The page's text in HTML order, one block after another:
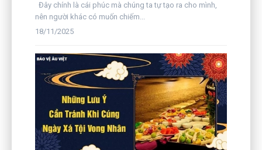
Đây chính là cái phúc mà chúng ta tự tạo ra cho mình,
nên người khác có muốn chiếm...
18/11/2025